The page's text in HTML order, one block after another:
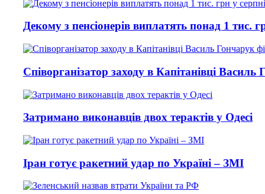
з пенсіонерів виплатять понад 1 тис. грн у
заходу в Капітанівці Василь
виконавців двох терактів у Одесі
ракетний удар по Україні – ЗМІ